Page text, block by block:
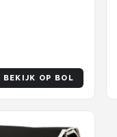
BEKIJK OP BOL